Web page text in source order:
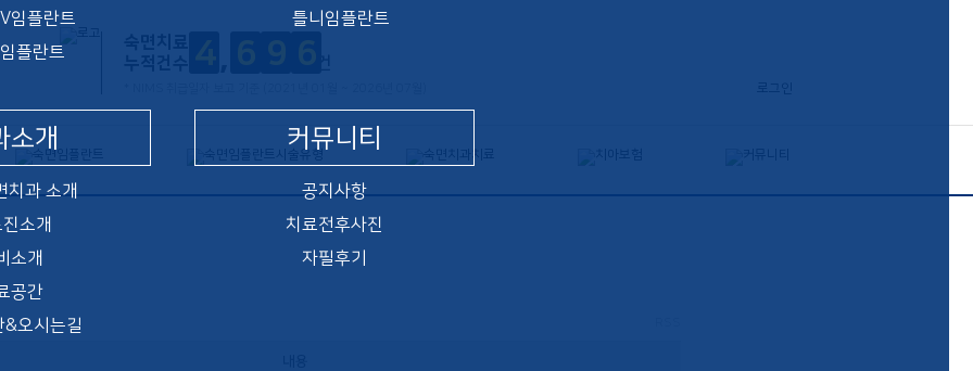
로그인
임플란트
플란트
틀니임플란트
소개
치과 소개
소개
소개
공간
&오시는길
커뮤니티
공지사항
치료전후사진
자필후기